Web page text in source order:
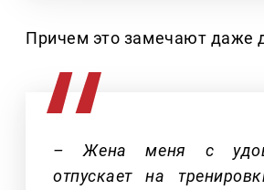
Причем это замечают даже
– Жена меня с
отпускает на